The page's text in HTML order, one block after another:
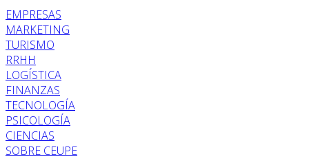
EMPRESAS
MARKETING
TURISMO
RRHH
LOGÍSTICA
FINANZAS
TECNOLOGÍA
PSICOLOGÍA
CIENCIAS
SOBRE CEUPE